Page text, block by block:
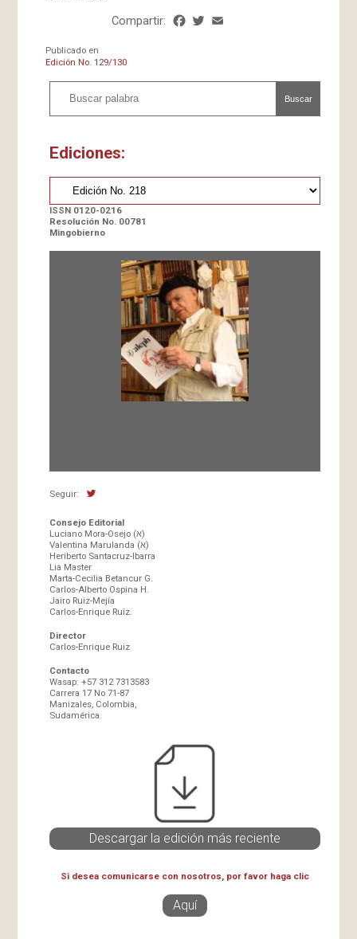
Compartir: Facebook
Twitter
Publicado en
Edición No. 129/130
Buscar
Ediciones:
ISSN 0120-0216
Resolución No. 00781
Mingobierno
Seguir:
Consejo Editorial
Luciano Mora-Osejo (א)
Valentina Marulanda (א)
Heriberto Santacruz-Ibarra
Lia Master
Marta-Cecilia Betancur G.
Carlos-Alberto Ospina H.
Jairo Ruiz-Mejía
Carlos-Enrique Ruiz.
Director
Carlos-Enrique Ruiz
Contacto
Wasap: +57 312 7313583
Carrera 17 No 71-87
Manizales, Colombia,
Sudamérica.
Descargar la edición más reciente
Si desea comunicarse con nosotros, por favor haga clic
Aquí